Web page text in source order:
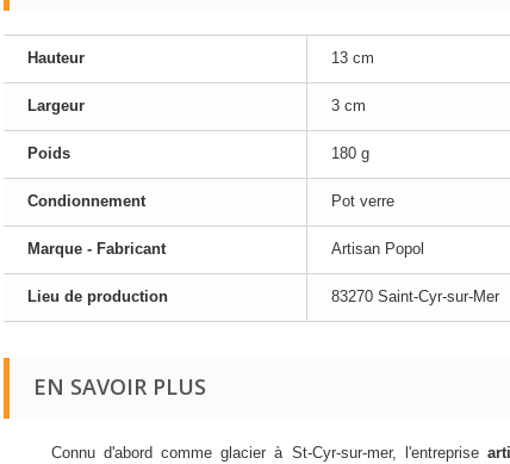
Hauteur 13 cm
Largeur 3 cm
Poids 180 g
Condionnement Pot verre
Marque - Fabricant Artisan Popol
Lieu de production 83270 Saint-Cyr-sur-Mer
EN SAVOIR PLUS
Connu d'abord comme glacier à St-Cyr-sur-mer, l'entreprise